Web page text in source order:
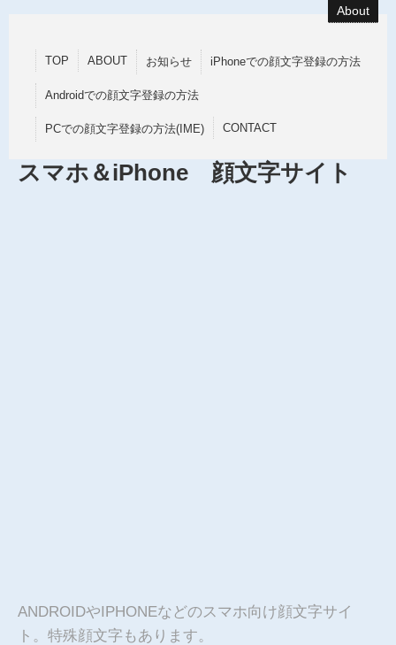
About
TOP ABOUT お知らせ iPhoneでの顔文字登録の方法
Androidでの顔文字登録の方法
PCでの顔文字登録の方法(IME) CONTACT
スマホ＆iPhone 顔文字サイト
ANDROIDやIPHONEなどのスマホ向け顔文字サイ
ト。特殊顔文字もあります。